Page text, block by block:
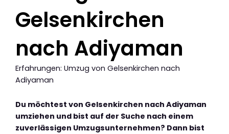
Gelsenkirchen
nach Adiyaman
Erfahrungen: Umzug von Gelsenkirchen nach
Adiyaman
Du möchtest von Gelsenkirchen nach Adiyaman
umziehen und bist auf der Suche nach einem
zuverlässigen Umzugsunternehmen? Dann bist